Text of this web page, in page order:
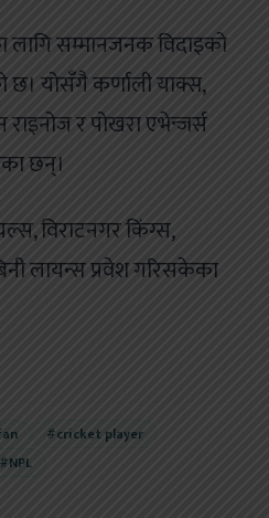
सम्मानजनक विदाइको
योसँगै कर्णाली याक्स,
र पोखरा एभेन्जर्स
छन्।
विराटनगर किंग्स,
लायन्स प्रवेश गरिसकेका
#cricket player
#NPL